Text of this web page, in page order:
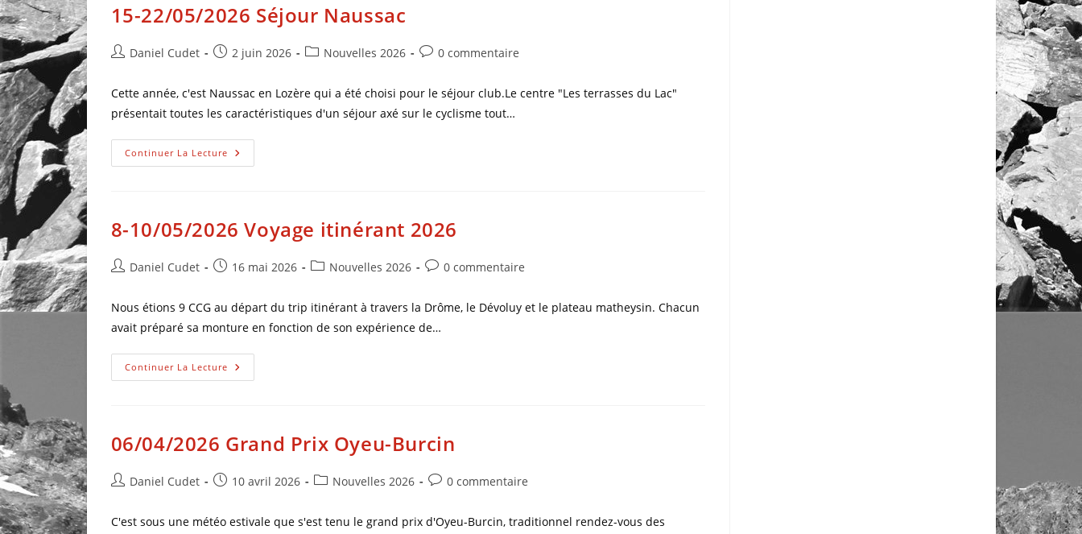
15-22/05/2026 Séjour Naussac
Daniel Cudet 2 juin 2026 Nouvelles 2026 0 commentaire
Cette année, c'est Naussac en Lozère qui a été choisi pour le séjour club.Le centre "Les terrasses du Lac"
présentait toutes les caractéristiques d'un séjour axé sur le cyclisme tout…
Continuer La Lecture
8-10/05/2026 Voyage itinérant 2026
Daniel Cudet 16 mai 2026 Nouvelles 2026 0 commentaire
Nous étions 9 CCG au départ du trip itinérant à travers la Drôme, le Dévoluy et le plateau matheysin. Chacun
avait préparé sa monture en fonction de son expérience de…
Continuer La Lecture
06/04/2026 Grand Prix Oyeu-Burcin
Daniel Cudet 10 avril 2026 Nouvelles 2026 0 commentaire
C'est sous une météo estivale que s'est tenu le grand prix d'Oyeu-Burcin, traditionnel rendez-vous des